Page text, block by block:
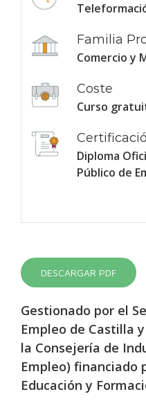
Familia
Comercio y
Coste
Curso
Diploma
Público de
DESCARGAR PDF
Gestionado por el
Empleo de Castilla
la Consejería de
Empleo) financiado
Educación y